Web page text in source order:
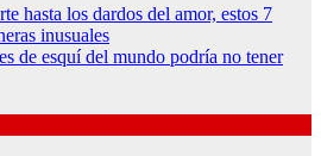
hasta los dardos del amor, estos 7
inusuales
de esquí del mundo podría no tener